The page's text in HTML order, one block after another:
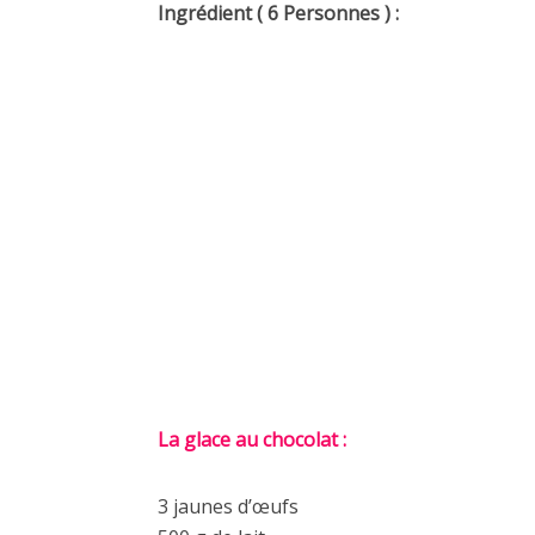
Ingrédient ( 6 Personnes ) :
La glace au chocolat :
3 jaunes d’œufs